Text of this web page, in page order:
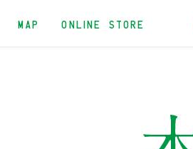
MAP ONLINE STORE